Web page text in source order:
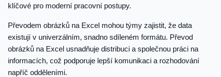
klíčové pro moderní pracovní postupy.
Převodem obrázků na Excel mohou týmy zajistit, že data
existují v univerzálním, snadno sdíleném formátu. Převod
obrázků na Excel usnadňuje distribuci a společnou práci na
informacích, což podporuje lepší komunikaci a rozhodování
napříč odděleními.